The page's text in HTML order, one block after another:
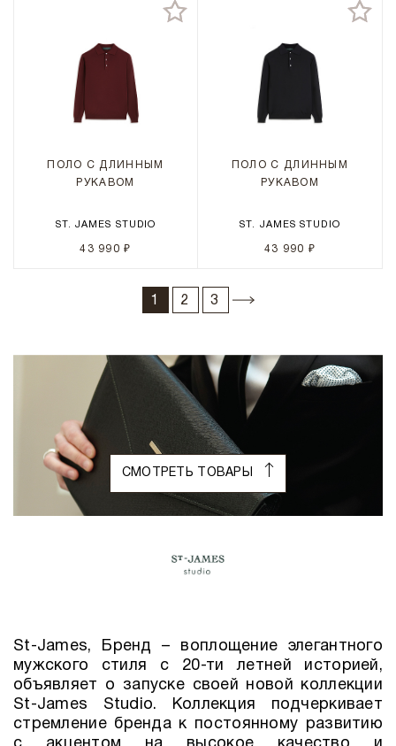
ПОЛО С ДЛИННЫМ
РУКАВОМ
ST. JAMES STUDIO
43 990 ₽
ПОЛО С ДЛИННЫМ
РУКАВОМ
ST. JAMES STUDIO
43 990 ₽
1 2 3
СМОТРЕТЬ ТОВАРЫ
St-James, Бренд – воплощение элегантного
мужского стиля с 20-ти летней историей,
объявляет о запуске своей новой коллекции
St-James Studio. Коллекция подчеркивает
стремление бренда к постоянному развитию